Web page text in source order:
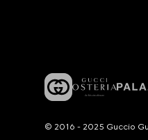
© 2016 - 2025 Guccio